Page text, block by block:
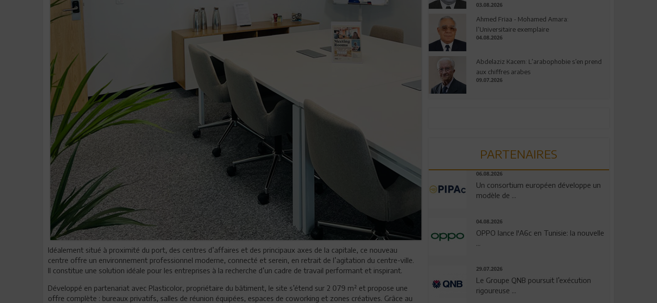
Idéalement situé à proximité du port, des centres d’affaires et des principaux axes de la capitale, ce nouveau
centre offre un environnement professionnel moderne, connecté et serein, en retrait de l’agitation du centre-ville.
Il constitue une solution idéale pour les entreprises à la recherche d’un cadre de travail performant et inspirant.
Développé en partenariat avec Plasticolor, propriétaire du bâtiment, le site s’étend sur 2 079 m² et propose une
offre complète : bureaux privatifs, salles de réunion équipées, espaces de coworking et zones créatives. Grâce au
03.08.2026
Ahmed Friaa - Mohamed Amara:
l’Universitaire exemplaire
04.08.2026
Abdelaziz Kacem: L’arabophobie s’en prend
aux chiffres arabes
09.07.2026
PARTENAIRES
06.08.2026
Un consortium européen développe un
modèle de ...
04.08.2026
OPPO lance l'A6c en Tunisie: la nouvelle
29.07.2026
Le Groupe QNB poursuit l’exécution
rigoureuse ...